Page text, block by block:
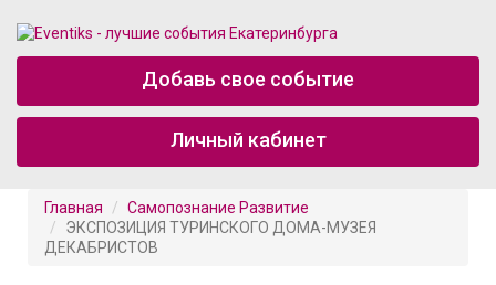
Добавь свое событие
Личный кабинет
Главная
Самопознание Развитие
ЭКСПОЗИЦИЯ ТУРИНСКОГО ДОМА-МУЗЕЯ
ДЕКАБРИСТОВ